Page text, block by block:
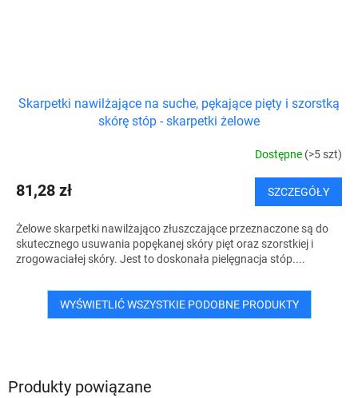
Produkty powiązane
Skarpetki nawilżające na suche, pękające pięty i szorstką
skórę stóp - skarpetki żelowe
Dostępne (>5 szt)
81,28 zł SZCZEGÓŁY
Żelowe skarpetki nawilżająco złuszczające przeznaczone są do
skutecznego usuwania popękanej skóry pięt oraz szorstkiej i
zrogowaciałej skóry. Jest to doskonała pielęgnacja stóp....
WYŚWIETLIĆ WSZYSTKIE PODOBNE PRODUKTY